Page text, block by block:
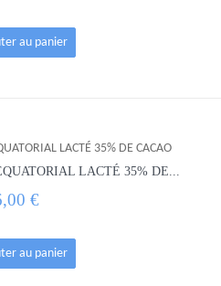
au panier
LACTÉ 35% DE...
€
au panier